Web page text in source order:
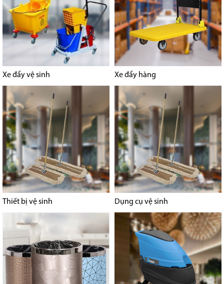
Xe đẩy vệ sinh Xe đẩy hàng
Thiết bị vệ sinh Dụng cụ vệ sinh